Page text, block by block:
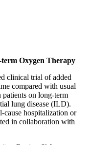
Oxygen Therapy
clinical trial of added
compared with usual
on long-term
lung disease (ILD).
cause hospitalization or
in collaboration with